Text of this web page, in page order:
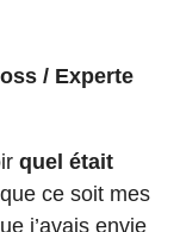
/ Experte
quel était
ce soit mes
j’avais envie